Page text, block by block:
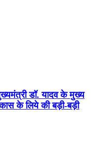
डॉ. यादव के मुख्य
के लिये की बड़ी-बड़ी